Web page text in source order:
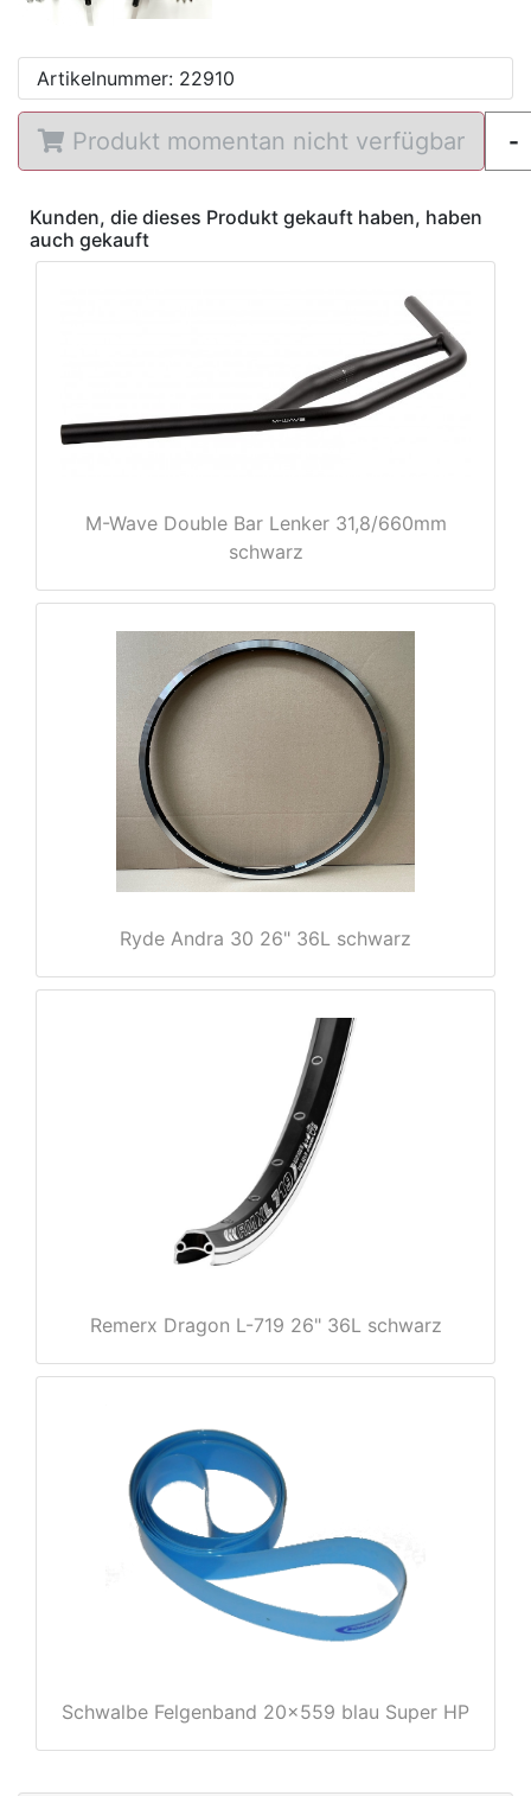
Artikelnummer: 22910
Produkt momentan nicht verfügbar
Kunden, die dieses Produkt gekauft haben, haben
auch gekauft
M-Wave Double Bar Lenker 31,8/660mm
schwarz
Ryde Andra 30 26" 36L schwarz
Remerx Dragon L-719 26" 36L schwarz
Schwalbe Felgenband 20x559 blau Super HP